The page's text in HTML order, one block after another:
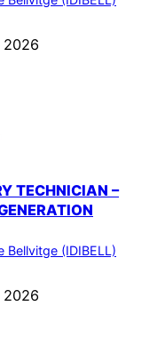
TECHNICIAN –
Bellvitge (IDIBELL)